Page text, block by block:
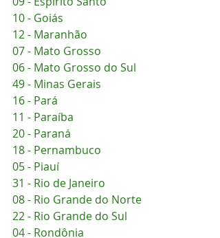
10 - Goiás
12 - Maranhão
07 - Mato Grosso
06 - Mato Grosso do Sul
49 - Minas Gerais
16 - Pará
11 - Paraíba
20 - Paraná
18 - Pernambuco
05 - Piauí
31 - Rio de Janeiro
08 - Rio Grande do Norte
22 - Rio Grande do Sul
04 - Rondônia